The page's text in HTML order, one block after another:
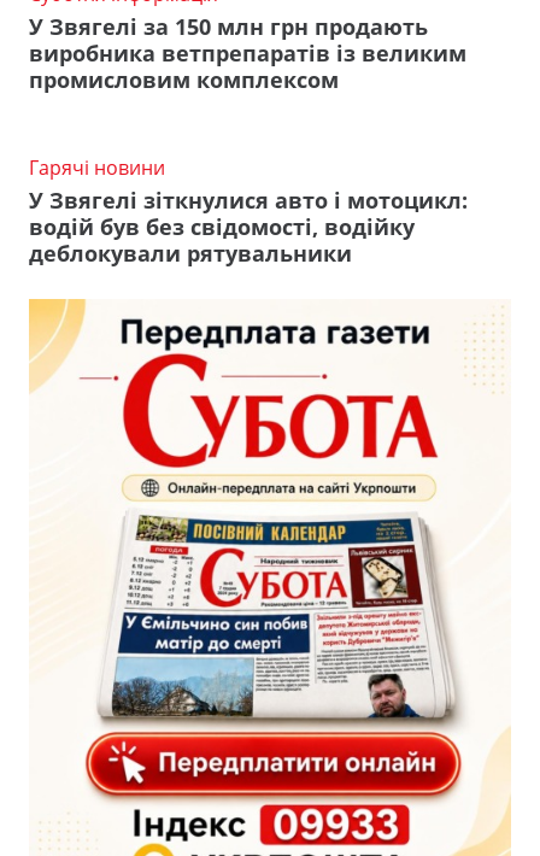
У Звягелі за 150 млн грн продають
виробника ветпрепаратів із великим
промисловим комплексом
Гарячі новини
У Звягелі зіткнулися авто і мотоцикл:
водій був без свідомості, водійку
деблокували рятувальники